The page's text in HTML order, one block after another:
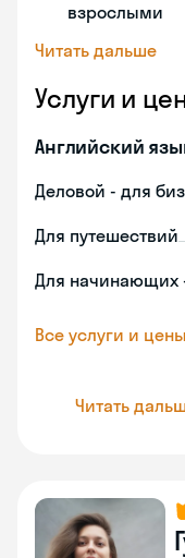
взрослыми
Читать дальше
Услуги и
Английский
Деловой - для
Для путешествий
Для начинающих
Все услуги и
Читать